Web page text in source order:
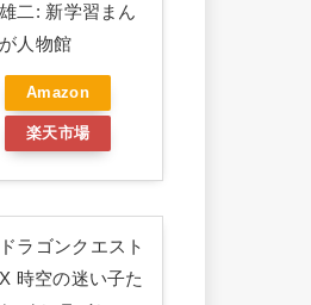
雄二: 新学習まん
が人物館
Amazon
楽天市場
ドラゴンクエスト
X 時空の迷い子た